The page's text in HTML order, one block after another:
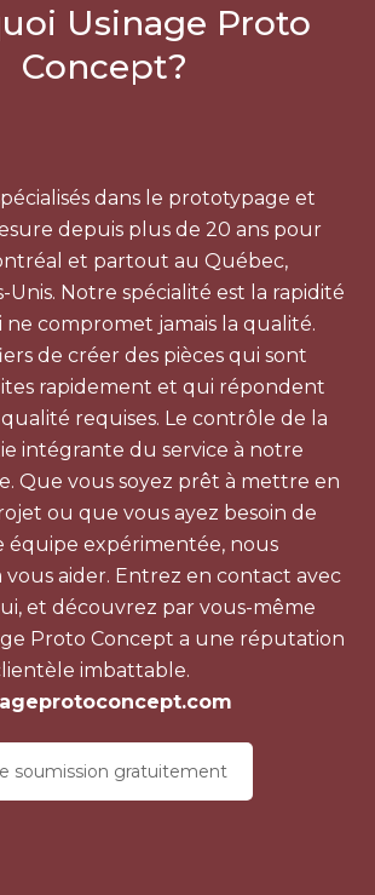
Usinage Proto
Concept?
dans le prototypage et
depuis plus de 20 ans pour
et partout au Québec,
Unis. Notre spécialité est la rapidité
ne compromet jamais la qualité.
de créer des pièces qui sont
rapidement et qui répondent
requises. Le contrôle de la
intégrante du service à notre
Que vous soyez prêt à mettre en
ou que vous ayez besoin de
expérimentée, nous
vous aider. Entrez en contact avec
et découvrez par vous-même
Proto Concept a une réputation
imbattable.
soumission gratuitement